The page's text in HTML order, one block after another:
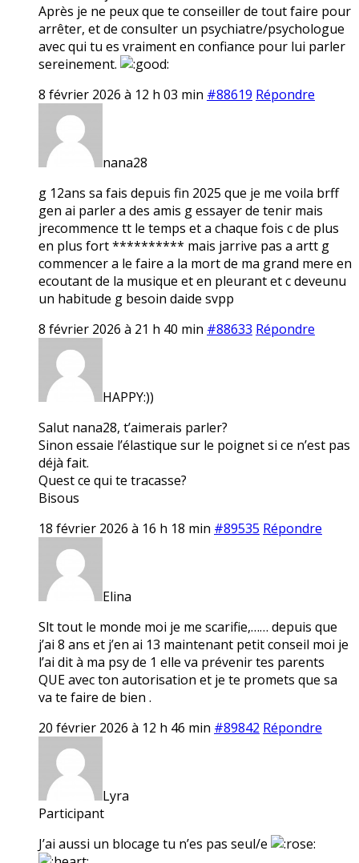
Après je ne peux que te conseiller de tout faire pour
arrêter, et de consulter un psychiatre/psychologue
avec qui tu es vraiment en confiance pour lui parler
sereinement.
8 février 2026 à 12 h 03 min #88619 Répondre
nana28
g 12ans sa fais depuis fin 2025 que je me voila brff
gen ai parler a des amis g essayer de tenir mais
jrecommence tt le temps et a chaque fois c de plus
en plus fort ********** mais jarrive pas a artt g
commencer a le faire a la mort de ma grand mere en
ecoutant de la musique et en pleurant et c deveunu
un habitude g besoin daide svpp
8 février 2026 à 21 h 40 min #88633 Répondre
HAPPY:))
Salut nana28, t’aimerais parler?
Sinon essaie l’élastique sur le poignet si ce n’est pas
déjà fait.
Quest ce qui te tracasse?
Bisous
18 février 2026 à 16 h 18 min #89535 Répondre
Elina
Slt tout le monde moi je me scarifie,…… depuis que
j’ai 8 ans et j’en ai 13 maintenant petit conseil moi je
l’ai dit à ma psy de 1 elle va prévenir tes parents
QUE avec ton autorisation et je te promets que sa
va te faire de bien .
20 février 2026 à 12 h 46 min #89842 Répondre
Lyra
Participant
J’ai aussi un blocage tu n’es pas seul/e